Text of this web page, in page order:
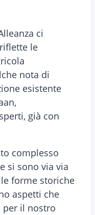
ci
le
nota di
esistente
già con
complesso
si sono via via
forme storiche
aspetti che
per il nostro